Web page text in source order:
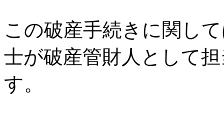
この破産手続きに関し
士が破産管財人として
す。